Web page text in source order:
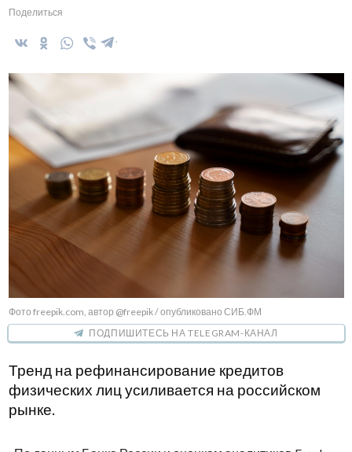
Поделиться
Фото freepik.com, автор @freepik / опубликовано СИБ.ФМ
ПОДПИШИТЕСЬ НА TELEGRAM-КАНАЛ
Тренд на рефинансирование кредитов
физических лиц усиливается на российском
рынке.